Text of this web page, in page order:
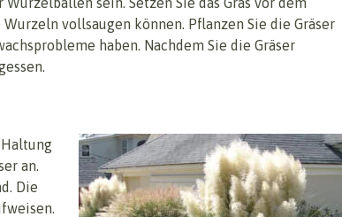
vollsaugen können. Pflanzen Sie die Gräser
haben. Nachdem Sie die Gräser
Haltung
an.
Die